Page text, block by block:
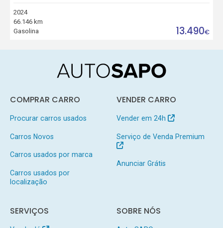
2024
66.146 km
Gasolina
13.490€
COMPRAR CARRO
Procurar carros usados
Carros Novos
Carros usados por marca
Carros usados por
localização
VENDER CARRO
Vender em 24h
Serviço de Venda Premium
Anunciar Grátis
SERVIÇOS SOBRE NÓS